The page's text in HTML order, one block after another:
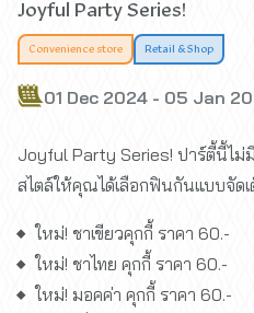
Joyful Party Series!
Convenience store Retail & Shop
01 Dec 2024 - 05 Jan
Joyful Party Series! ปาร์ตี้นี้ไม่มี
สไตล์ให้คุณได้เลือกฟินกันแบบจัดเ
ใหม่! ชาเขียวคุกกี้ ราคา 60.-
ใหม่! ชาไทย คุกกี้ ราคา 60.-
ใหม่! มอคค่า คุกกี้ ราคา 60.-